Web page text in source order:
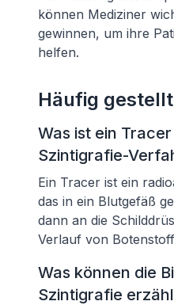
können Mediziner
gewinnen, um ihre
helfen.
Häufig
Was ist ein
Szintigrafie-
Ein Tracer ist ein
das in ein Blutgefäß
dann an die
Verlauf von
Was können die
Szintigrafie